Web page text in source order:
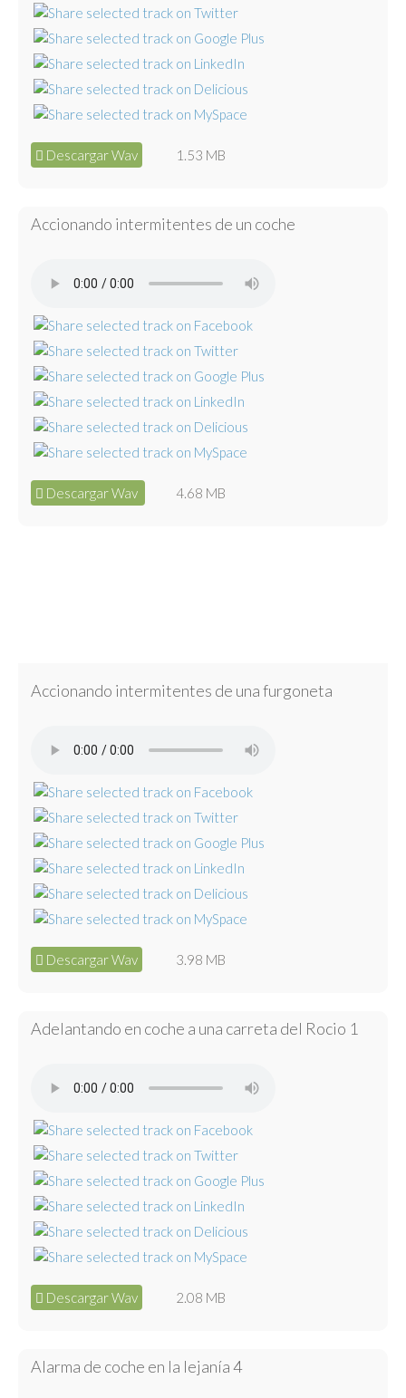
Descargar Wav 1.53 MB
Accionando intermitentes de un coche
Descargar Wav 4.68 MB
Accionando intermitentes de una furgoneta
Descargar Wav 3.98 MB
Adelantando en coche a una carreta del Rocio 1
Descargar Wav 2.08 MB
Alarma de coche en la lejanía 4